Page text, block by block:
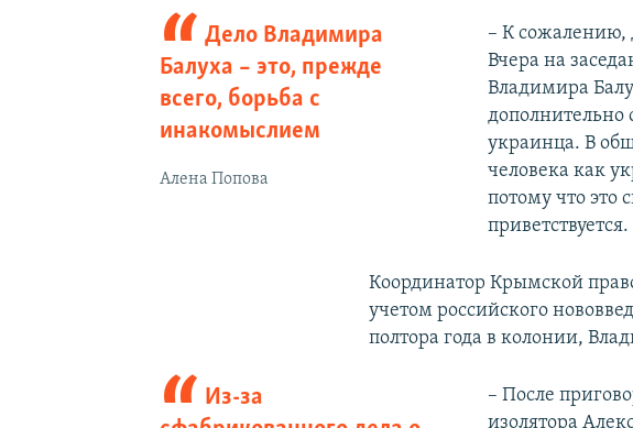
Дело Владимира
Балуха – это, прежде
всего, борьба с
инакомыслием
Алена Попова
– К сожалению,
Вчера на
Владимира
дополнительно
украинца. В
человека как
потому что это
приветствуется.
Координатор Крымской
учетом российского
полтора года в колонии,
Из-за
– После
изолятора